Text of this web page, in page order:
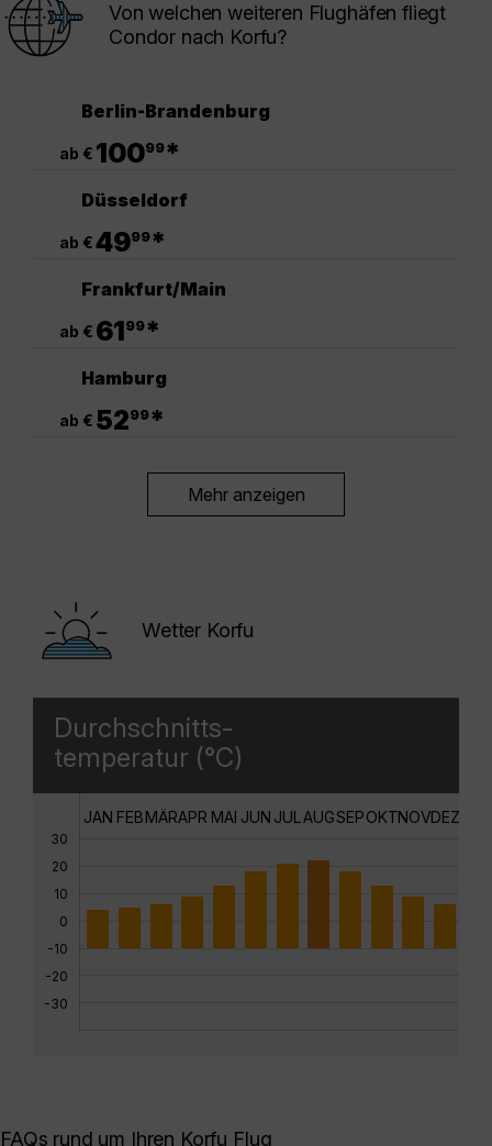
Von welchen weiteren Flughäfen fliegt
Condor nach Korfu?
Berlin-Brandenburg
ab € 10099*
Düsseldorf
ab €4999*
Frankfurt/Main
ab € 6199*
Hamburg
ab € 5299*
Mehr anzeigen
Wetter Korfu
Durchschnitts-
temperatur (°C)
30
20
10
0
-10
-20
-30
JAN FEBMÄRAPR MAI JUN JUL AUGSEPOKTNOVDEZ
FAQs rund um Ihren Korfu Flug